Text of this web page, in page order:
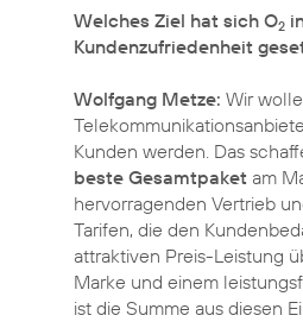
Welches Ziel hat sich O2
Kundenzufriedenheit
Wolfgang Metze: Wir
Kunden werden. Das
beste Gesamtpaket am
hervorragenden Vertrieb
Tarifen, die den
attraktiven Preis-Leistung
Marke und einem
ist die Summe aus diesen